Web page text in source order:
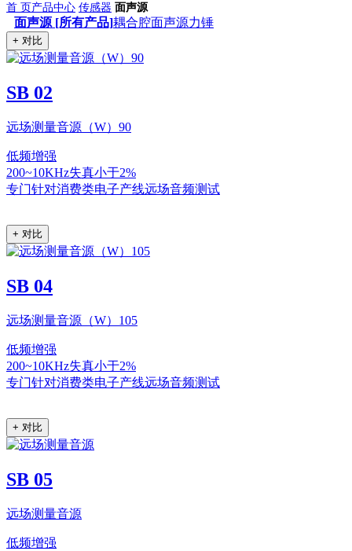
首 页产品中心 传感器 面声源
面声源 [所有产品]耦合腔面声源力锤
+ 对比
SB 02
远场测量音源（W）90
低频增强
200~10KHz失真小于2%
专门针对消费类电子产线远场音频测试
+ 对比
SB 04
远场测量音源（W）105
低频增强
200~10KHz失真小于2%
专门针对消费类电子产线远场音频测试
+ 对比
SB 05
远场测量音源
低频增强